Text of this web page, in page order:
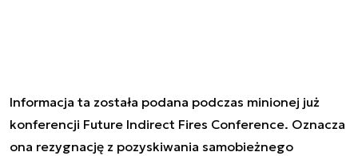
Informacja ta została podana podczas minionej już
konferencji Future Indirect Fires Conference. Oznacza
ona rezygnację z pozyskiwania samobieżnego